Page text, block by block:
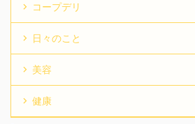
コープデリ
日々のこと
美容
健康